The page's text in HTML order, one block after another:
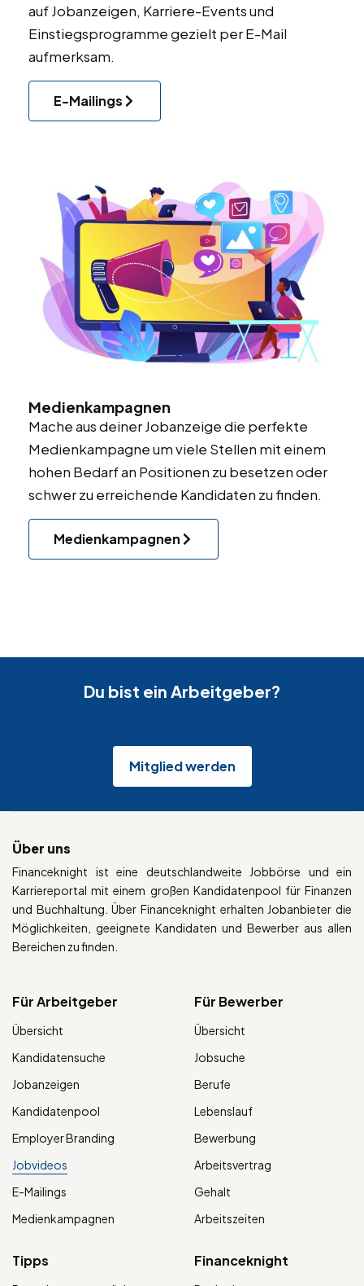
auf Jobanzeigen, Karriere-Events und
Einstiegsprogramme gezielt per E-Mail
aufmerksam.
E-Mailings
Medienkampagnen
Mache aus deiner Jobanzeige die perfekte
Medienkampagne um viele Stellen mit einem
hohen Bedarf an Positionen zu besetzen oder
schwer zu erreichende Kandidaten zu finden.
Medienkampagnen
Du bist ein Arbeitgeber?
Mitglied werden
Über uns
Financeknight ist eine deutschlandweite Jobbörse und ein
Karriereportal mit einem großen Kandidatenpool für Finanzen
und Buchhaltung. Über Financeknight erhalten Jobanbieter die
Möglichkeiten, geeignete Kandidaten und Bewerber aus allen
Bereichen zu finden.
Für Arbeitgeber
Übersicht
Kandidatensuche
Jobanzeigen
Kandidatenpool
Employer Branding
Jobvideos
E-Mailings
Medienkampagnen
Für Bewerber
Übersicht
Jobsuche
Berufe
Lebenslauf
Bewerbung
Arbeitsvertrag
Gehalt
Arbeitszeiten
Tipps Financeknight